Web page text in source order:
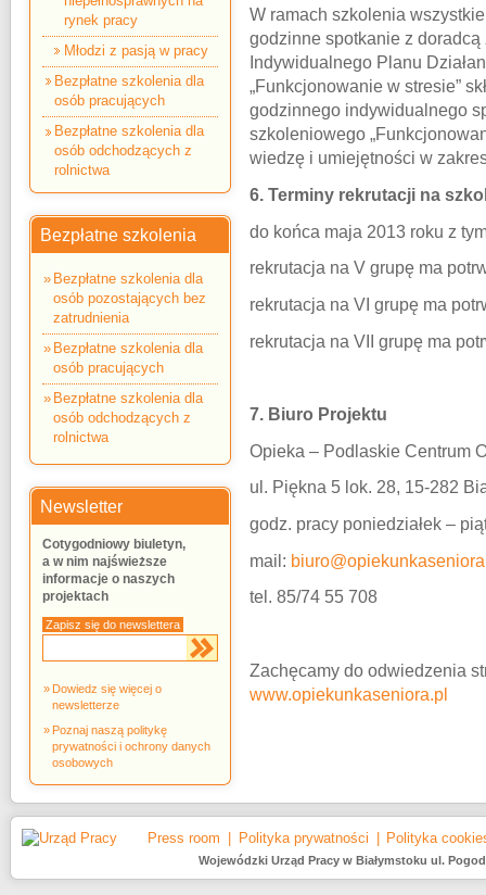
W ramach szkolenia
godzinne spotkanie z
Indywidualnego Planu
„Funkcjonowanie w stresie”
godzinnego indywidualnego
szkoleniowego
wiedzę i umiejętności w
6. Terminy rekrutacji na
do końca maja 2013 roku z
rekrutacja na V grupę ma
rekrutacja na VI grupę ma
rekrutacja na VII grupę ma
7. Biuro Projektu
Opieka – Podlaskie Centrum
ul. Piękna 5 lok. 28, 15-282
godz. pracy poniedziałek –
mail:
tel. 85/74 55 708
Zachęcamy do odwiedzenia
www.opiekunkaseniora.pl
rynek pracy
Młodzi z pasją w pracy
Bezpłatne szkolenia dla
osób pracujących
Bezpłatne szkolenia dla
osób odchodzących z
rolnictwa
Bezpłatne szkolenia
Bezpłatne szkolenia dla
osób pozostających bez
zatrudnienia
Bezpłatne szkolenia dla
osób pracujących
Bezpłatne szkolenia dla
osób odchodzących z
rolnictwa
Newsletter
Cotygodniowy biuletyn,
a w nim najświeższe
informacje o naszych
projektach
Zapisz się do newslettera
Dowiedz się więcej o
newsletterze
Poznaj naszą politykę
prywatności i ochrony danych
osobowych
Press room Polityka prywatności Polityka
Wojewódzki Urząd Pracy w Białymstoku ul.